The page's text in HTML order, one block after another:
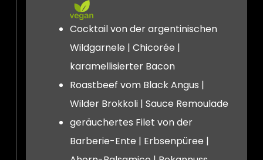
Cocktail von der argentinischen
Wildgarnele | Chicorée |
karamellisierter Bacon
Roastbeef vom Black Angus |
Wilder Brokkoli | Sauce Remoulade
geräuchertes Filet von der
Barberie-Ente | Erbsenpüree |